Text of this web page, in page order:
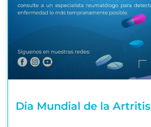
Dia Mundial de la Artritis